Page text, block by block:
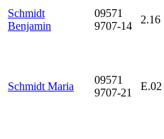
Schmidt
Benjamin
09571
9707-14
2.16
Schmidt Maria
09571
9707-21
E.02